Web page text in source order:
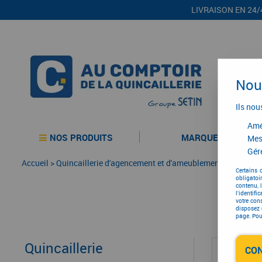
LIVRAISON EN 24/
NOS PRODUITS MARQUES
Accueil >Quincaillerie d'agencement et d'ameublement
Quincaillerie
Ils
Certains
contenu,
votre
disposez
page.